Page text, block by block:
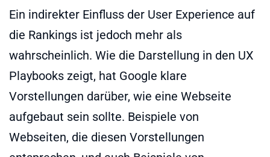
Ein indirekter Einfluss der User Experience auf
die Rankings ist jedoch mehr als
wahrscheinlich. Wie die Darstellung in den UX
Playbooks zeigt, hat Google klare
Vorstellungen darüber, wie eine Webseite
aufgebaut sein sollte. Beispiele von
Webseiten, die diesen Vorstellungen